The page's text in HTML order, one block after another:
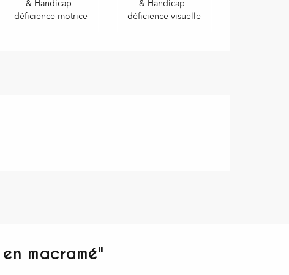
& Handicap -
déficience motrice
& Handicap -
déficience visuelle
macramé"